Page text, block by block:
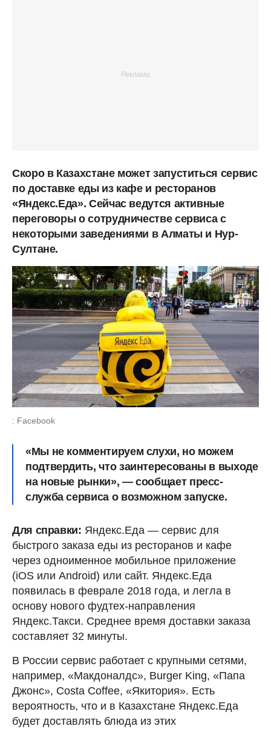
Скоро в Казахстане может запуститься сервис
по доставке еды из кафе и ресторанов
«Яндекс.Еда». Сейчас ведутся активные
переговоры о сотрудничестве сервиса с
некоторыми заведениями в Алматы и Нур-
Султане.
: Facebook
«Мы не комментируем слухи, но можем
подтвердить, что заинтересованы в выходе
на новые рынки», — сообщает пресс-
служба сервиса о возможном запуске.
Для справки: Яндекс.Еда — сервис для
быстрого заказа еды из ресторанов и кафе
через одноименное мобильное приложение
(iOS или Android) или сайт. Яндекс.Еда
появилась в феврале 2018 года, и легла в
основу нового фудтех-направления
Яндекс.Такси. Cреднее время доставки заказа
составляет 32 минуты.
В России сервис работает с крупными сетями,
например, «Макдоналдс», Burger King, «Папа
Джонс», Costa Coffee, «Якитория». Есть
вероятность, что и в Казахстане Яндекс.Еда
будет доставлять блюда из этих